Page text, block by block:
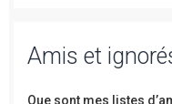
Amis et
Que sont mes listes